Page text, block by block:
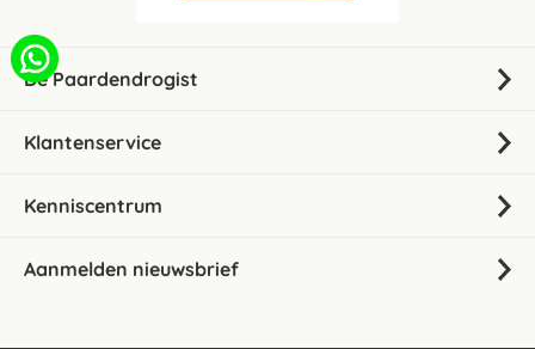
De Paardendrogist
Klantenservice
Kenniscentrum
Aanmelden nieuwsbrief